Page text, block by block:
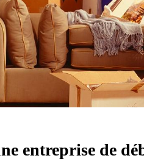
entreprise de